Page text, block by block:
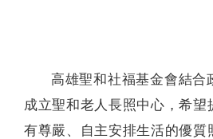
高雄聖和社福基金會結合
成立聖和老人長照中心，希望
有尊嚴、自主安排生活的優質